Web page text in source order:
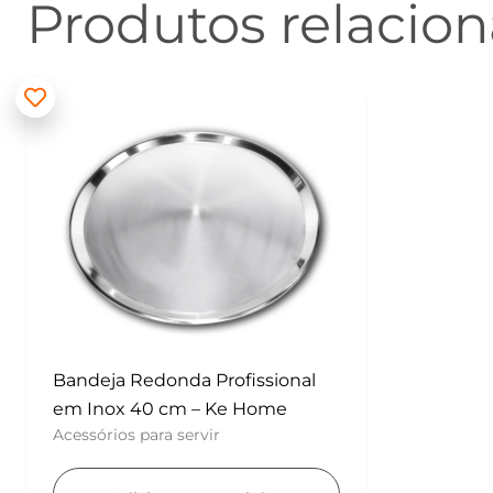
Produtos
Bandeja Redonda Profissional
em Inox 40 cm – Ke Home
Acessórios para servir